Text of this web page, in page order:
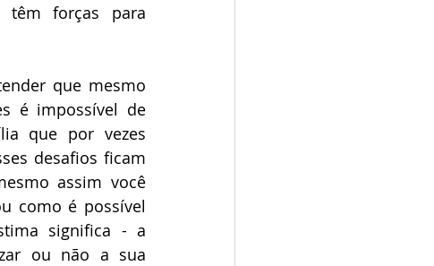
forças para
que mesmo
é impossível de
que por vezes
desafios ficam
assim você
como é possível
significa - a
ou não a sua